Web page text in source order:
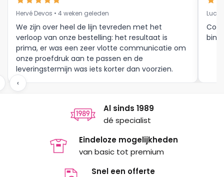
Hervé Devos • 4 weken geleden
We zijn over heel de lijn tevreden met het
verloop van onze bestelling: het resultaat is
prima, er was een zeer vlotte communicatie om
onze proefdruk aan te passen en de
leveringstermijn was iets korter dan voorzien.
Meer moet dat niet zijn.
Luc
‹
Al sinds 1989
dé specialist
Eindeloze mogelijkheden
van basic tot premium
Snel een offerte